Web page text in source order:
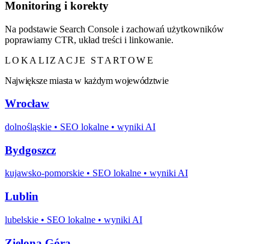
Monitoring i korekty
Na podstawie Search Console i zachowań użytkowników
poprawiamy CTR, układ treści i linkowanie.
LOKALIZACJE STARTOWE
Największe miasta w każdym województwie
Wrocław
dolnośląskie • SEO lokalne • wyniki AI
Bydgoszcz
kujawsko-pomorskie • SEO lokalne • wyniki AI
Lublin
lubelskie • SEO lokalne • wyniki AI